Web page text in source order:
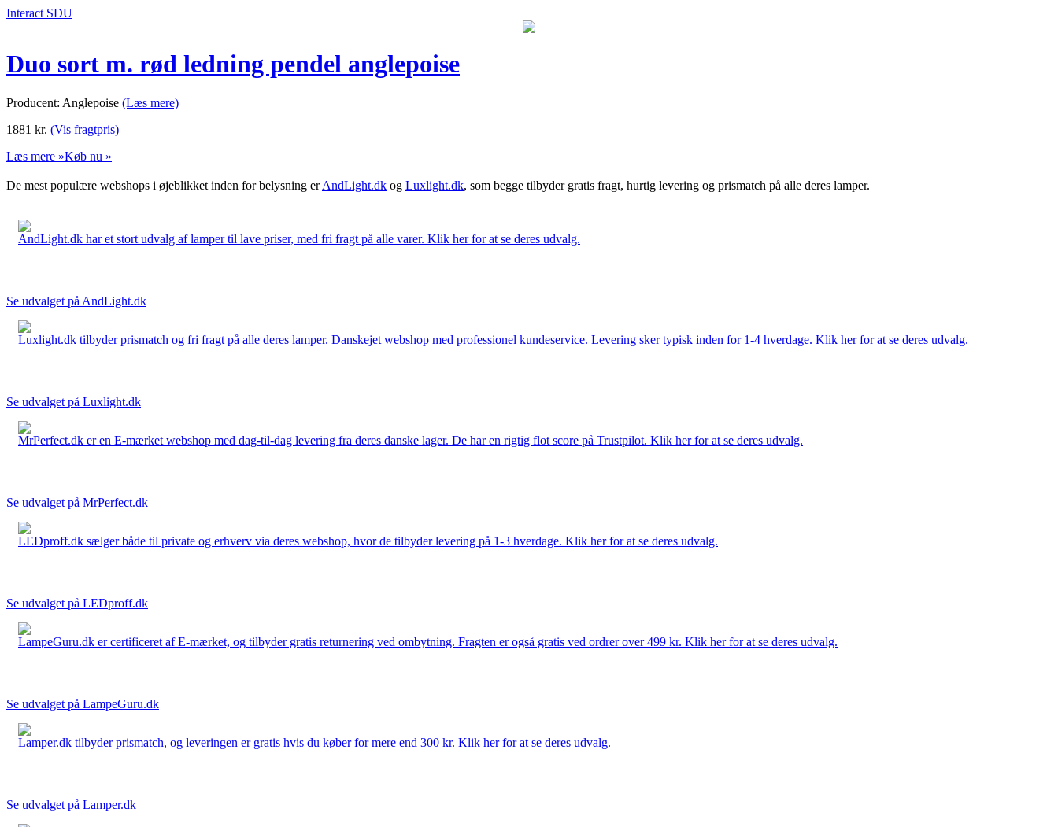
Interact SDU
Duo sort m. rød ledning pendel anglepoise
Producent: Anglepoise (Læs mere)
1881 kr. (Vis fragtpris)
Læs mere »Køb nu »
De mest populære webshops i øjeblikket inden for belysning erAndLight.dk og Luxlight.dk, som begge tilbyder gratis fragt, hurtig levering og prismatch på alle deres lamper.
AndLight.dk har et stort udvalg af lamper til lave priser, med fri fragt på alle varer. Klik her for at se deres udvalg.
Se udvalget på AndLight.dk
Luxlight.dk tilbyder prismatch og fri fragt på alle deres lamper. Danskejet webshop med professionel kundeservice. Levering sker typisk inden for 1-4 hverdage. Klik her for at se deres udvalg.
Se udvalget på Luxlight.dk
MrPerfect.dk er en E-mærket webshop med dag-til-dag levering fra deres danske lager. De har en rigtig flot score på Trustpilot. Klik her for at se deres udvalg.
Se udvalget på MrPerfect.dk
LEDproff.dk sælger både til private og erhverv via deres webshop, hvor de tilbyder levering på 1-3 hverdage. Klik her for at se deres udvalg.
Se udvalget på LEDproff.dk
LampeGuru.dk er certificeret af E-mærket, og tilbyder gratis returnering ved ombytning. Fragten er også gratis ved ordrer over 499 kr. Klik her for at se deres udvalg.
Se udvalget på LampeGuru.dk
Lamper.dk tilbyder prismatch, og leveringen er gratis hvis du køber for mere end 300 kr. Klik her for at se deres udvalg.
Se udvalget på Lamper.dk